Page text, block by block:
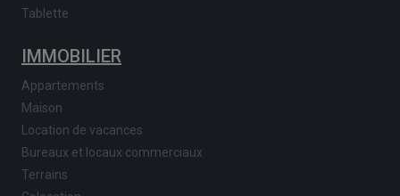
Tablette
IMMOBILIER
Appartements
Maison
Location de vacances
Bureaux et locaux commerciaux
Terrains